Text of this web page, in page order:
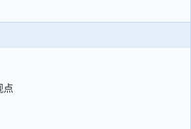
点